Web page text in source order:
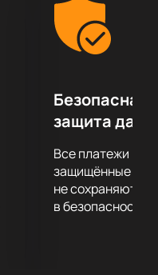
Безопасная
защита
Все платежи
защищённые
не сохраняются
в безопасности.